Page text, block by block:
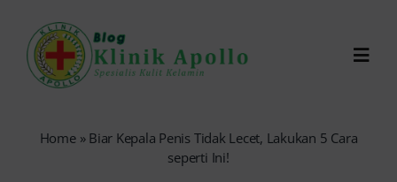
content
Home» Biar Kepala Penis Tidak Lecet, Lakukan 5 Cara
seperti Ini!